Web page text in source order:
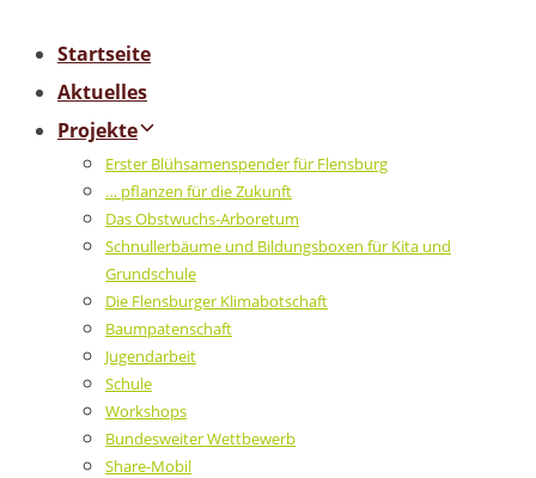
Startseite
Aktuelles
Projekte
Erster Blühsamenspender für Flensburg
… pflanzen für die Zukunft
Das Obstwuchs-Arboretum
Schnullerbäume und Bildungsboxen für Kita und
Grundschule
Die Flensburger Klimabotschaft
Baumpatenschaft
Jugendarbeit
Schule
Workshops
Bundesweiter Wettbewerb
Share-Mobil